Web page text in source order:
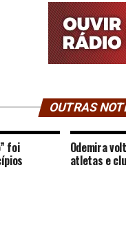
OUTRAS
foi Odemira
atletas e